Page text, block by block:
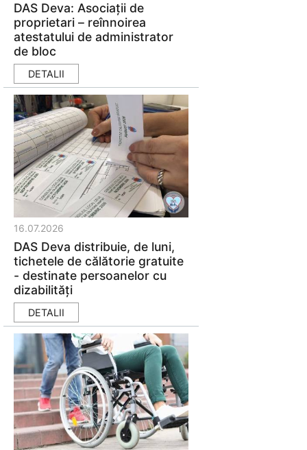
DAS Deva: Asociații de
proprietari – reînnoirea
atestatului de administrator
de bloc
DETALII
16.07.2026
DAS Deva distribuie, de luni,
tichetele de călătorie gratuite
- destinate persoanelor cu
dizabilități
DETALII